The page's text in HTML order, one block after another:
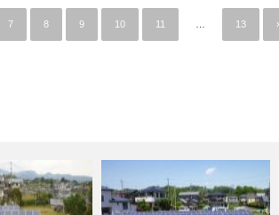
7 8 9 10 11 13